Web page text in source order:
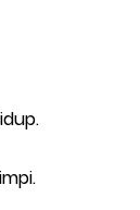
Endank Soekamti